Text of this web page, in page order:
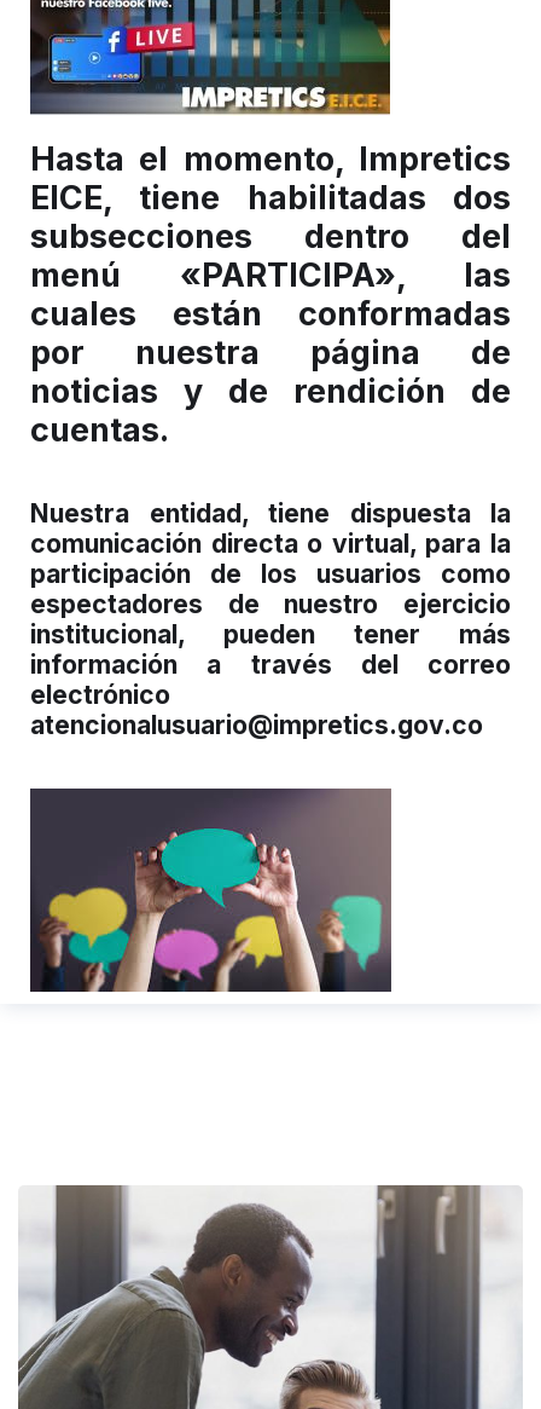
Hasta el momento, Impretics
EICE, tiene habilitadas dos
subsecciones dentro del
menú «PARTICIPA», las
cuales están conformadas
por nuestra página de
noticias y de rendición de
cuentas.
Nuestra entidad, tiene dispuesta la
comunicación directa o virtual, para la
participación de los usuarios como
espectadores de nuestro ejercicio
institucional, pueden tener más
información a través del correo
electrónico
atencionalusuario@impretics.gov.co
BUSINESS/
FINANCE /MARKETING